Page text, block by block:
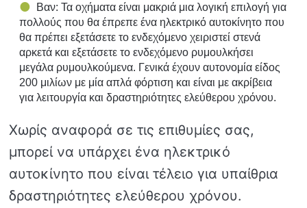
Βαν: Τα οχήματα είναι μακριά μια λογική επιλογή για
πολλούς που θα έπρεπε ένα ηλεκτρικό αυτοκίνητο που
θα πρέπει εξετάσετε το ενδεχόμενο χειριστεί στενά
αρκετά και εξετάσετε το ενδεχόμενο ρυμουλκήσει
μεγάλα ρυμουλκούμενα. Γενικά έχουν αυτονομία είδος
200 μιλίων με μία απλά φόρτιση και είναι με ακρίβεια
για λειτουργία και δραστηριότητες ελεύθερου χρόνου.
Χωρίς αναφορά σε τις επιθυμίες σας,
μπορεί να υπάρχει ένα ηλεκτρικό
αυτοκίνητο που είναι τέλειο για υπαίθρια
δραστηριότητες ελεύθερου χρόνου.